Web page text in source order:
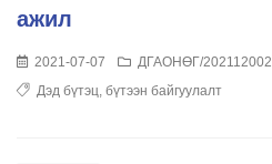
ажил
2021-07-07
ДГАОНӨГ/202112002
Дэд бүтэц, бүтээн байгуулалт